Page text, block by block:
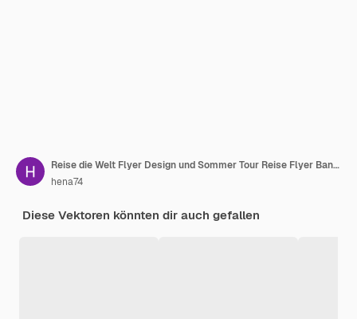
Reise die Welt Flyer Design und Sommer Tour Reise Flyer Banner Vorlage Vektor
hena74
Diese Vektoren könnten dir auch gefallen